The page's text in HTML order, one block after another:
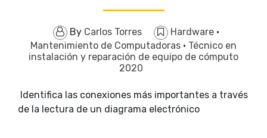
By Carlos Torres Hardware ·
Mantenimiento de Computadoras · Técnico en
instalación y reparación de equipo de cómputo
2020
Identifica las conexiones más importantes a través
de la lectura de un diagrama electrónico